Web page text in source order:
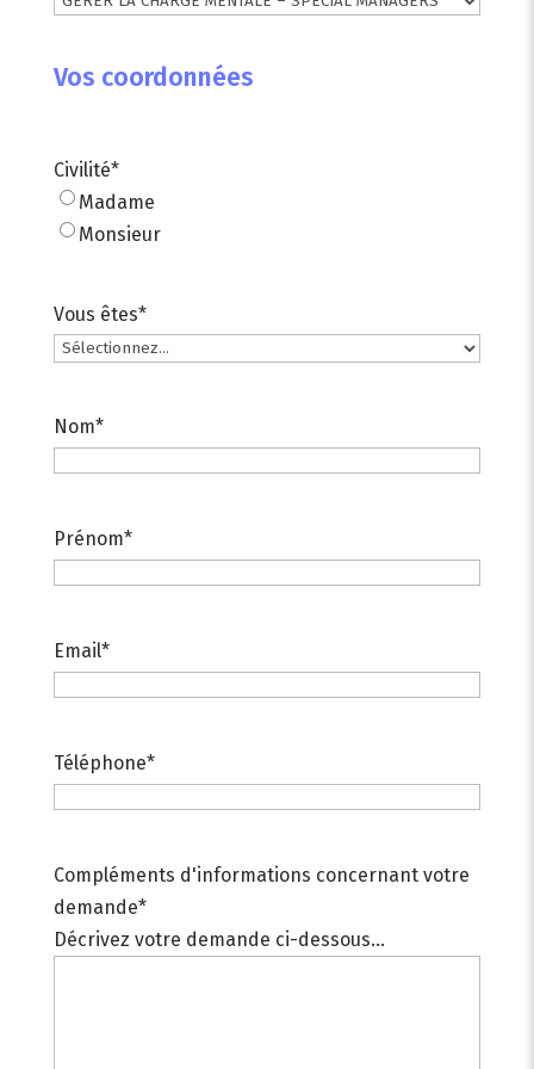
Vos coordonnées
Civilité*
Madame
Monsieur
Vous êtes*
Nom*
Prénom*
Email*
Téléphone*
Compléments d'informations concernant votre
demande*
Décrivez votre demande ci-dessous...